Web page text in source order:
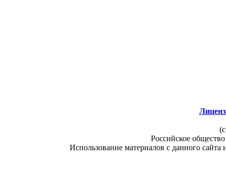
Российское
Использование материалов с данного